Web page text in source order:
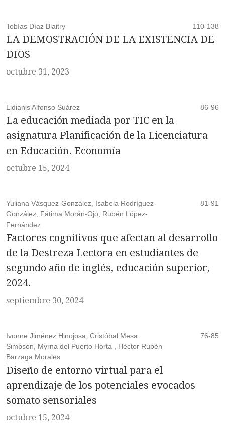
Tobías Díaz Blaitry 110-138
LA DEMOSTRACIÓN DE LA EXISTENCIA DE
DIOS
octubre 31, 2023
Lidianis Alfonso Suárez 86-96
La educación mediada por TIC en la
asignatura Planificación de la Licenciatura
en Educación. Economía
octubre 15, 2024
Yuliana Vásquez-González, Isabela Rodríguez-
González, Fátima Morán-Ojo, Rubén López-
Fernández
81-91
Factores cognitivos que afectan al desarrollo
de la Destreza Lectora en estudiantes de
segundo año de inglés, educación superior,
2024.
septiembre 30, 2024
Ivonne Jiménez Hinojosa, Cristóbal Mesa
Simpson, Myrna del Puerto Horta , Héctor Rubén
Barzaga Morales
76-85
Diseño de entorno virtual para el
aprendizaje de los potenciales evocados
somato sensoriales
octubre 15, 2024